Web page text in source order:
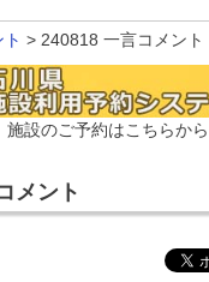
> 240818 一言コメント
施設のご予約はこちらから
メント